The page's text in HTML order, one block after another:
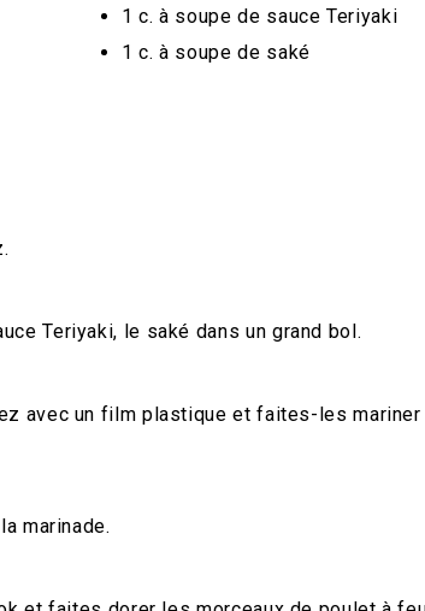
1 c. à soupe de sauce Teriyaki
1 c. à soupe de saké
Teriyaki, le saké dans un grand bol.
avec un film plastique et faites-les
marinade.